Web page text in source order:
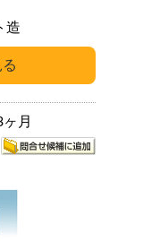
造
ヶ月